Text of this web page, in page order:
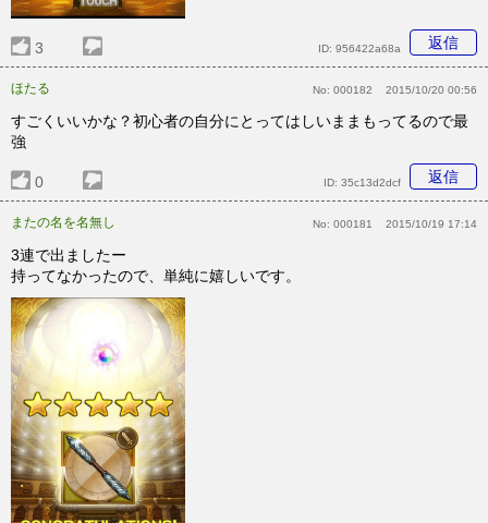
3 返信
ID: 956422a68a
ほたる No: 000182 2015/10/20 00:56
すごくいいかな？初心者の自分にとってはしいままもってるので最
強
0 返信
ID: 35c13d2dcf
またの名を名無し No: 000181 2015/10/19 17:14
3連で出ましたー
持ってなかったので、単純に嬉しいです。